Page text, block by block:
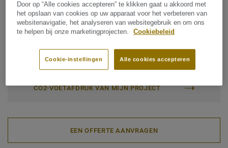
Oppervlaktebehandeling:New iQ PUR
Rol (1 ref.) Tegel (1 ref.)
Totale CO2-voetafdruk (end-of-life recycling)
1.81 kg CO2/m
CO2-VOETAFDRUK VAN MIJN PROJECT
EEN OFFERTE AANVRAGEN
Door op “Alle cookies accepteren” te klikken gaat u akkoord met
het opslaan van cookies op uw apparaat voor het verbeteren van
websitenavigatie, het analyseren van websitegebruik en om ons
te helpen bij onze marketingprojecten.
Cookiebeleid
Alle cookies accepteren
Cookie-instellingen